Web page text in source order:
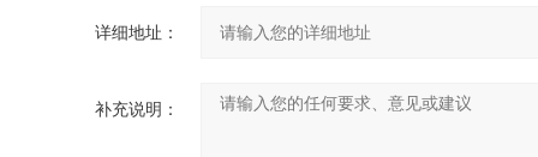
详细地址：
补充说明：